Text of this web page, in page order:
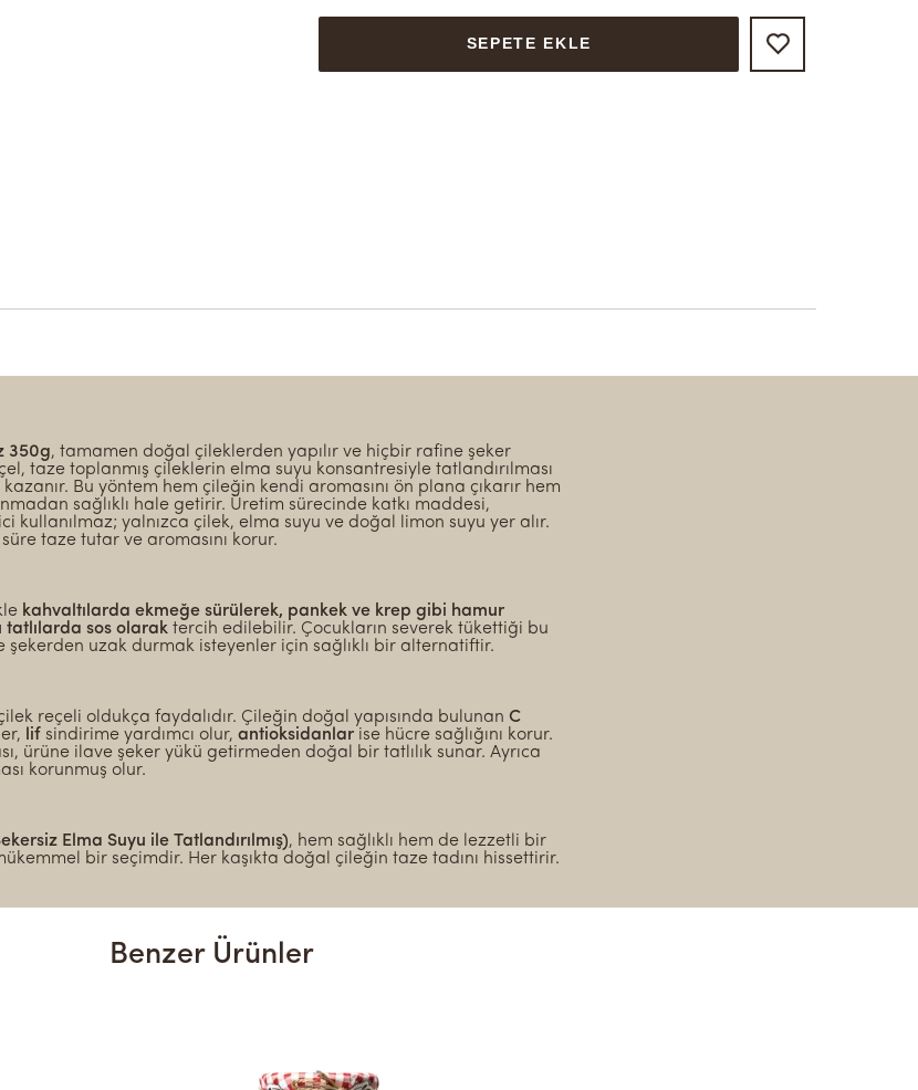
SEPETE EKLE
350g, tamamen doğal çileklerden yapılır ve hiçbir rafine şeker
taze toplanmış çileklerin elma suyu konsantresiyle tatlandırılması
Bu yöntem hem çileğin kendi aromasını ön plana çıkarır hem
sağlıklı hale getirir. Üretim sürecinde katkı maddesi,
kullanılmaz; yalnızca çilek, elma suyu ve doğal limon suyu yer alır.
taze tutar ve aromasını korur.
kahvaltılarda ekmeğe sürülerek, pankek ve krep gibi hamur
tatlılarda sos olarak tercih edilebilir. Çocukların severek tükettiği bu
şekerden uzak durmak isteyenler için sağlıklı bir alternatiftir.
reçeli oldukça faydalıdır. Çileğin doğal yapısında bulunan C
lif sindirime yardımcı olur, antioksidanlar ise hücre sağlığını korur.
ürüne ilave şeker yükü getirmeden doğal bir tatlılık sunar. Ayrıca
korunmuş olur.
Elma Suyu ile Tatlandırılmış), hem sağlıklı hem de lezzetli bir
bir seçimdir. Her kaşıkta doğal çileğin taze tadını hissettirir.
Benzer Ürünler